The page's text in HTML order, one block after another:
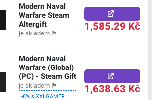
Modern Naval
Warfare Steam
Altergift
je skladem 🏴 1,585.29 Kč
Modern Naval
Warfare (Global)
(PC) - Steam Gift
je skladem 🏴
-8% s XXLGAMER =
1,638.63 Kč